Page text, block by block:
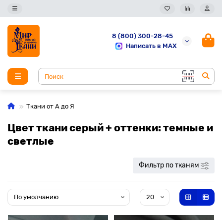
8 (800) 300-28-45
Написать в MAX
Ткани от А до Я
Цвет ткани серый + оттенки: темные и
светлые
Фильтр по тканям